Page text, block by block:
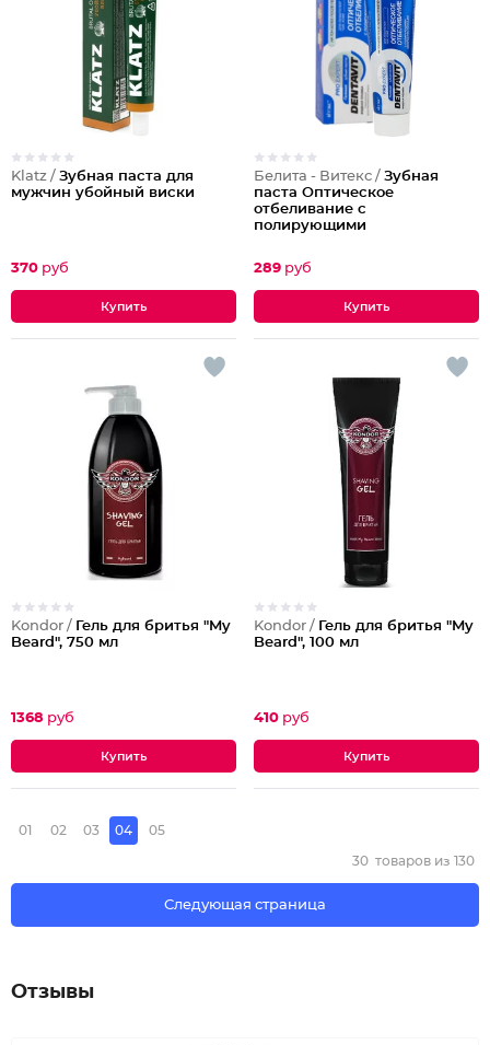
Klatz / Зубная паста для
мужчин убойный виски
370 руб
Белита - Витекс / Зубная
паста Оптическое
отбеливание с
полирующими
Экстрасвежесть PRO Expert
289 руб
Kondor / Гель для бритья "My
Beard", 750 мл
1368 руб
Kondor / Гель для бритья "My
Beard", 100 мл
410 руб
01 02 03 04 05
Следующая страница
30 товаров из 130
Отзывы